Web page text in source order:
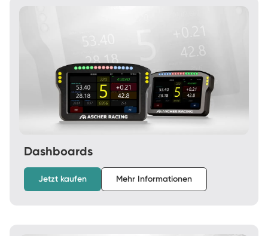
Dashboards
Jetzt kaufen Mehr Informationen